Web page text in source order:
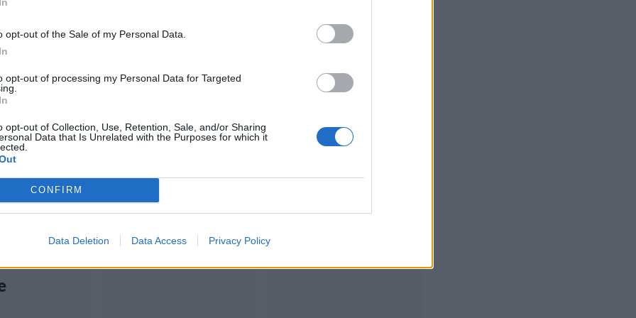
opt-out of the Sale of my Personal Data.
opt-out of processing my Personal Data for Targeted
opt-out of Collection, Use, Retention, Sale, and/or Sharing
Data that Is Unrelated with the Purposes for which it
CONFIRM
Data Deletion Data Access Privacy Policy
vieras
–
Viihdeuutiset
tiskivuoron takia
ottanut teini: ”Se
oli vain vitsi!”
Viihdeuutiset
tiskata
ravintolassa –